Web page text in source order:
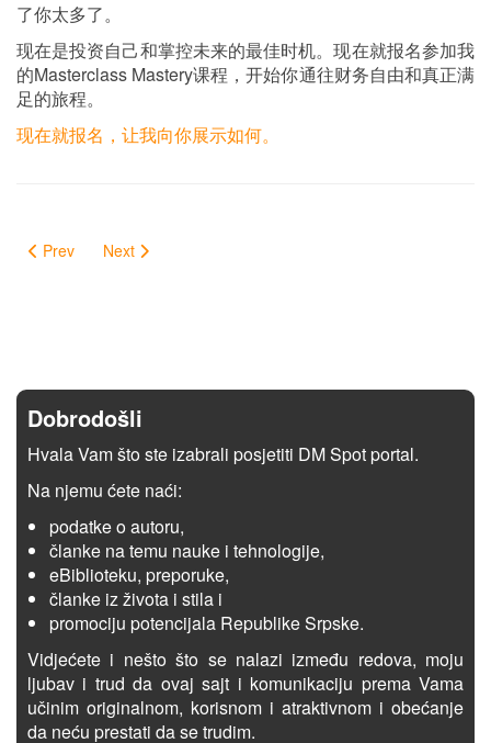
了你太多了。
现在是投资自己和掌控未来的最佳时机。现在就报名参加我
的Masterclass Mastery课程，开始你通往财务自由和真正满
足的旅程。
现在就报名，让我向你展示如何。
Prev Next
Dobrodošli
Hvala Vam što ste izabrali posjetiti DM Spot portal.
Na njemu ćete naći:
podatke o autoru,
članke na temu nauke i tehnologije,
eBiblioteku, preporuke,
članke iz života i stila i
promociju potencijala Republike Srpske.
Vidjećete i nešto što se nalazi između redova, moju
ljubav i trud da ovaj sajt i komunikaciju prema Vama
učinim originalnom, korisnom i atraktivnom i obećanje
da neću prestati da se trudim.